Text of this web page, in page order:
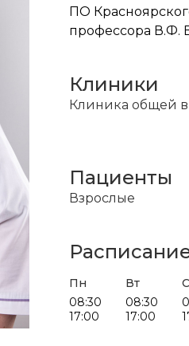
ПО
профессора В.Ф.
Клиники
Клиника общей
Пациенты
Взрослые
Пн
08:30
17:00
Вт
08:30
17:00